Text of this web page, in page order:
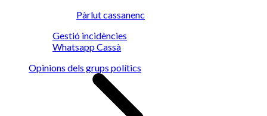
Pàrlut cassanenc
Gestió incidències
Whatsapp Cassà
Opinions dels grups polítics